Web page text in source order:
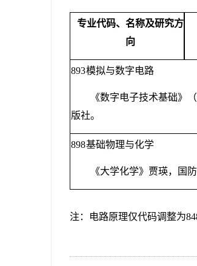
专业代码、名称及研究方
向
893模拟与数字电路
《数字电子技术基础》
版社。
898基础物理与化学
《大学化学》贾瑛，国
注：电路原理仅代码调整为